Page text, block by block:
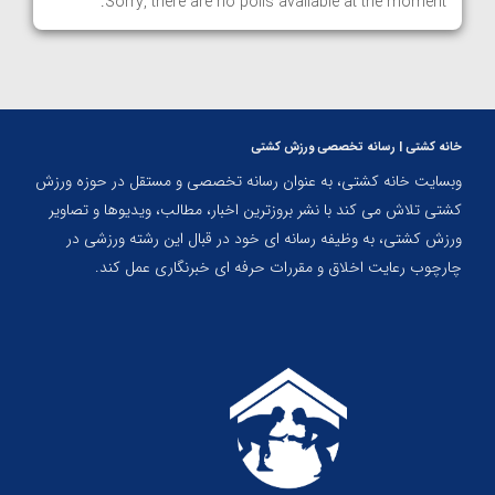
خانه کشتی | رسانه تخصصی ورزش کشتی
وبسایت خانه کشتی، به عنوان رسانه تخصصی و مستقل در حوزه ورزش
کشتی تلاش می کند با نشر بروزترین اخبار، مطالب، ویدیوها و تصاویر
ورزش کشتی، به وظیفه رسانه ای خود در قبال این رشته ورزشی در
چارچوب رعایت اخلاق و مقررات حرفه ای خبرنگاری عمل کند.